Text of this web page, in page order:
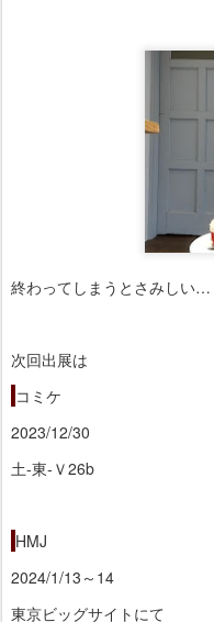
終わってしまうとさみしい…
次回出展は
コミケ
2023/12/30
土-東-Ｖ26b
HMJ
2024/1/13～14
東京ビッグサイトにて